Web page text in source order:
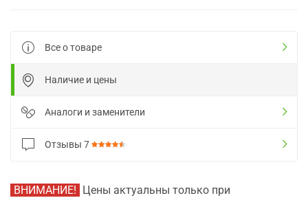
Все о товаре
Наличие и цены
Аналоги и заменители
Отзывы 7
ВНИМАНИЕ! Цены актуальны только при